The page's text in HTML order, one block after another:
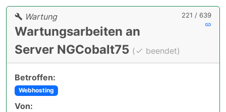
221 / 639
Wartung
Wartungsarbeiten an
Server NGCobalt75 ( beendet)
Betroffen:
Webhosting
Von: